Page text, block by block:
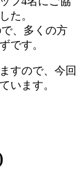
た。
、多くの方
です。
すので、今回
います。